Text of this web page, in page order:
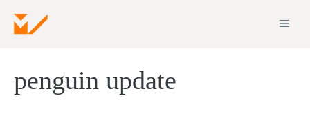
Inhalt
penguin update